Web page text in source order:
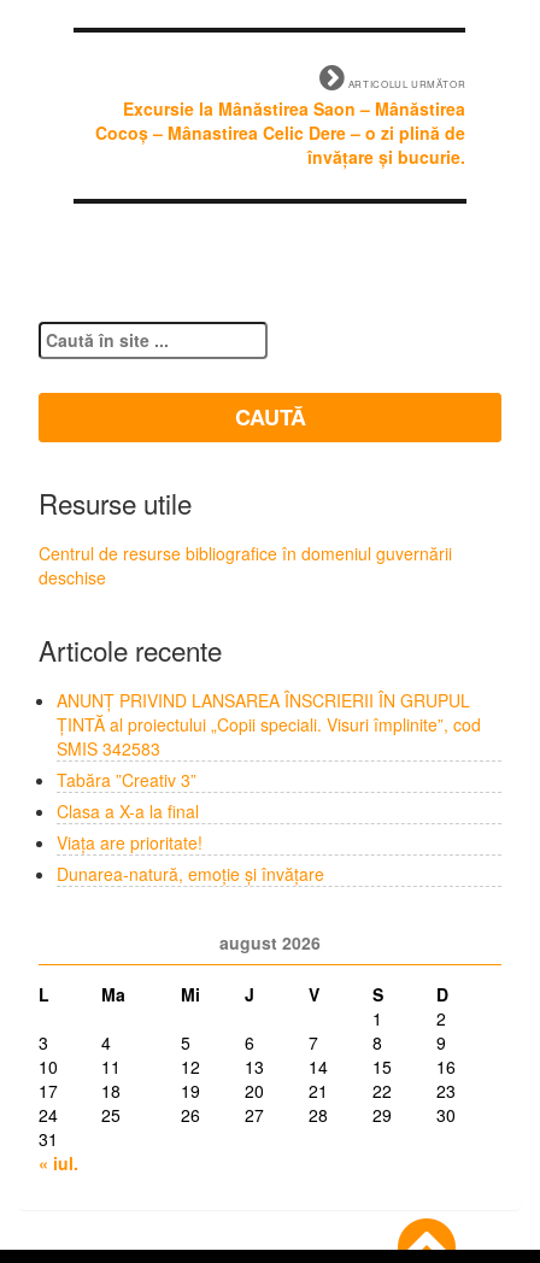
ARTICOLUL URMĂTOR
Excursie la Mânăstirea Saon – Mânăstirea
Cocoș – Mânastirea Celic Dere – o zi plină de
învățare și bucurie.
Resurse utile
Centrul de resurse bibliografice în domeniul guvernării
deschise
Articole recente
ANUNȚ PRIVIND LANSAREA ÎNSCRIERII ÎN GRUPUL
ȚINTĂ al proiectului „Copii speciali. Visuri împlinite”, cod
SMIS 342583
Tabăra ”Creativ 3”
Clasa a X-a la final
Viața are prioritate!
Dunarea-natură, emoție și învățare
august 2026
L Ma Mi J V S
D
1
2
3
4 5 6 7 8
9
10
11 12 13 14 15
16
17
18 19 20 21 22
23
24
25 26 27 28 29
30
31
« iul.